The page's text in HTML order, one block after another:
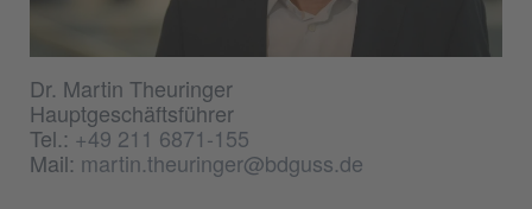
Dr. Martin Theuringer
Hauptgeschäftsführer
Tel.:+49 211 6871-155
Mail: martin.theuringer@bdguss.de